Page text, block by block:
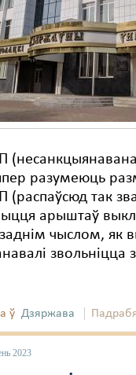
разумеюць
(распаўсюд так
арыштаў
заднім чыслом, як
звольніцца
ў Дзяржава
2023